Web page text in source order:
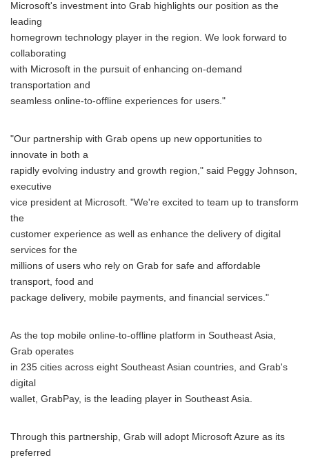
Microsoft's investment into Grab highlights our position as the
leading
homegrown technology player in the region. We look forward to
collaborating
with Microsoft in the pursuit of enhancing on-demand
transportation and
seamless online-to-offline experiences for users."
"Our partnership with Grab opens up new opportunities to
innovate in both a
rapidly evolving industry and growth region," said Peggy Johnson,
executive
vice president at Microsoft. "We're excited to team up to transform
the
customer experience as well as enhance the delivery of digital
services for the
millions of users who rely on Grab for safe and affordable
transport, food and
package delivery, mobile payments, and financial services."
As the top mobile online-to-offline platform in Southeast Asia,
Grab operates
in 235 cities across eight Southeast Asian countries, and Grab's
digital
wallet, GrabPay, is the leading player in Southeast Asia.
Through this partnership, Grab will adopt Microsoft Azure as its
preferred